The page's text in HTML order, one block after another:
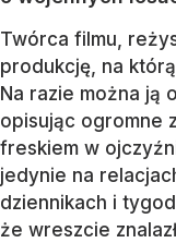
Twórca filmu,
produkcję, na
Na razie można ją
opisując ogromne
freskiem w
jedynie na
dziennikach i
że wreszcie